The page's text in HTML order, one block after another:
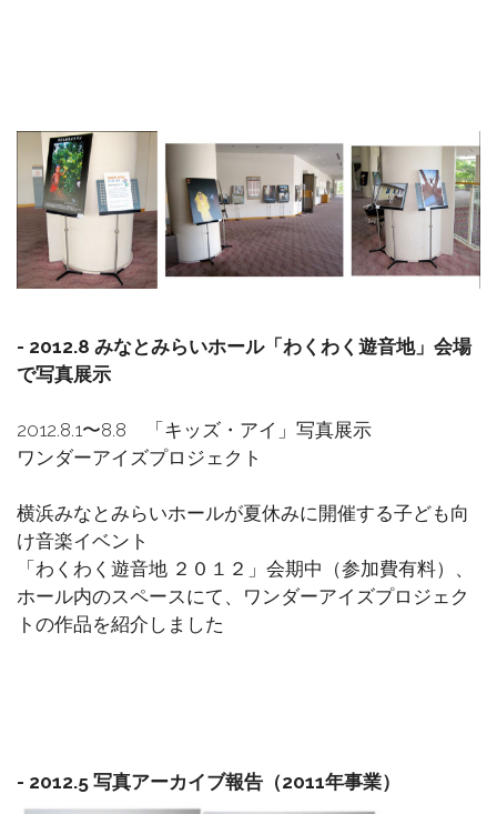
- 2012.8 みなとみらいホール「わくわく遊音地」会場
で写真展示
2012.8.1〜8.8 「キッズ・アイ」写真展示
ワンダーアイズプロジェクト
横浜みなとみらいホールが夏休みに開催する子ども向
け音楽イベント
「わくわく遊音地 ２０１２」会期中（参加費有料）、
ホール内のスペースにて、ワンダーアイズプロジェク
トの作品を紹介しました
- 2012.5 写真アーカイブ報告（2011年事業）